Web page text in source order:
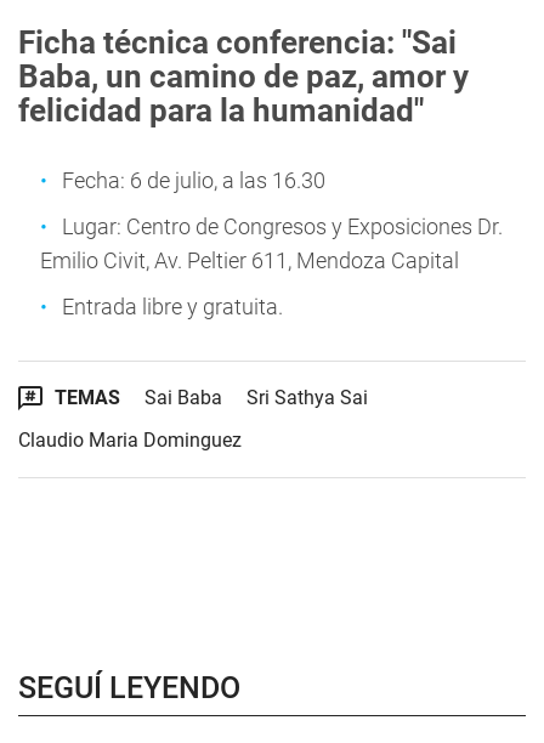
Ficha técnica conferencia: "Sai
Baba, un camino de paz, amor y
felicidad para la humanidad"
Fecha: 6 de julio, a las 16.30
Lugar: Centro de Congresos y Exposiciones Dr.
Emilio Civit, Av. Peltier 611, Mendoza Capital
Entrada libre y gratuita.
TEMAS Sai Baba
Sri Sathya Sai
Claudio Maria Dominguez
SEGUÍ LEYENDO